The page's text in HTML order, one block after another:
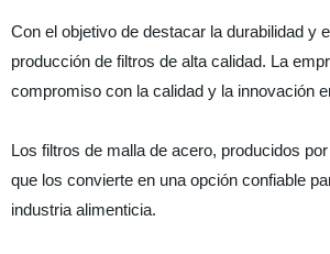
Con el objetivo de destacar la durabilidad y
producción de filtros de alta calidad. La
compromiso con la calidad y la innovación
Los filtros de malla de acero, producidos
que los convierte en una opción confiable
industria alimenticia.